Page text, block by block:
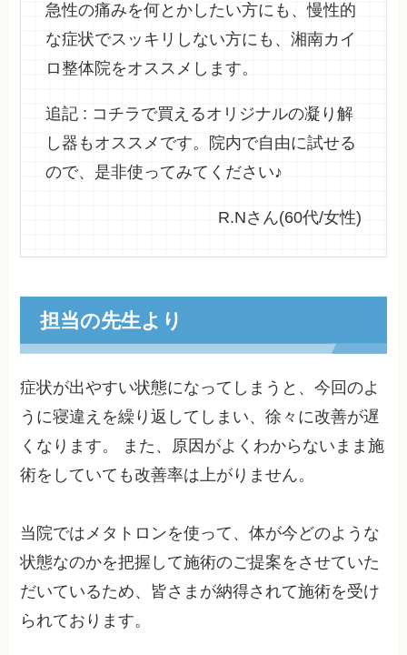
急性の痛みを何とかしたい方にも、慢性的
な症状でスッキリしない方にも、湘南カイ
ロ整体院をオススメします。
追記 : コチラで買えるオリジナルの凝り解
し器もオススメです。院内で自由に試せる
ので、是非使ってみてください♪
R.Nさん(60代/女性)
担当の先生より
症状が出やすい状態になってしまうと、今回のよ
うに寝違えを繰り返してしまい、徐々に改善が遅
くなります。 また、原因がよくわからないまま施
術をしていても改善率は上がりません。
当院ではメタトロンを使って、体が今どのような
状態なのかを把握して施術のご提案をさせていた
だいているため、皆さまが納得されて施術を受け
られております。